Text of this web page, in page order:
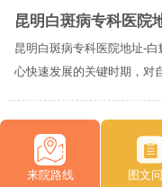
昆明白斑病专科医院
昆明白斑病专科医院地址-
心快速发展的关键时期，对
来院路线 图文